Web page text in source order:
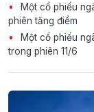
Một cổ phiếu
phiên tăng điểm
Một cổ phiếu
trong phiên 11/6